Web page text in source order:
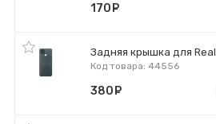
170
Задняя крышка для
Код товара: 44556
380